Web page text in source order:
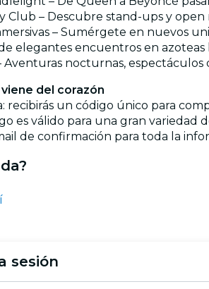
Club – Descubre stand-ups y
– Sumérgete en nuevos
elegantes encuentros en
Aventuras nocturnas,
del corazón
recibirás un código único para
es válido para una gran variedad
de confirmación para toda la
sesión